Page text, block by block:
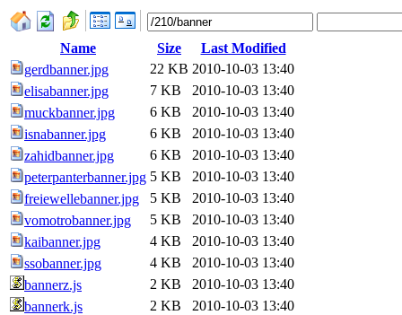
Name Size
Last Modified
gerdbanner.jpg
22 KB 2010-10-03 13:40
elisabanner.jpg
7 KB
2010-10-03 13:40
muckbanner.jpg
6 KB
2010-10-03 13:40
isnabanner.jpg
6 KB
2010-10-03 13:40
zahidbanner.jpg
6 KB
2010-10-03 13:40
peterpanterbanner.jpg 5 KB
2010-10-03 13:40
freiewellebanner.jpg
5 KB
2010-10-03 13:40
vomotrobanner.jpg
5 KB
2010-10-03 13:40
kaibanner.jpg
4 KB
2010-10-03 13:40
ssobanner.jpg
4 KB
2010-10-03 13:40
bannerz.js
2 KB
2010-10-03 13:40
bannerk.js
2 KB
2010-10-03 13:40